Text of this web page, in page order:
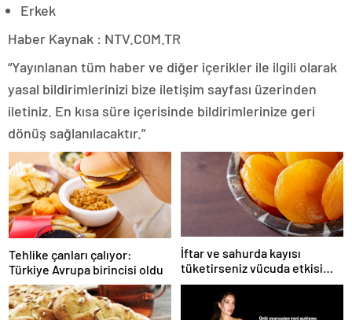
Erkek
Haber Kaynak : NTV.COM.TR
“Yayınlanan tüm haber ve diğer içerikler ile ilgili olarak
yasal bildirimlerinizi bize iletişim sayfası üzerinden
iletiniz. En kısa süre içerisinde bildirimlerinize geri
dönüş sağlanılacaktır.”
Tehlike çanları çalıyor:
Türkiye Avrupa birincisi oldu
İftar ve sahurda kayısı
tüketirseniz vücuda etkisi
inanılmaz